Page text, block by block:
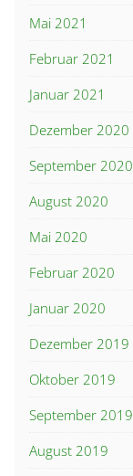
Mai 2021
Februar 2021
Januar 2021
Dezember 2020
September 2020
August 2020
Mai 2020
Februar 2020
Januar 2020
Dezember 2019
Oktober 2019
September 2019
August 2019